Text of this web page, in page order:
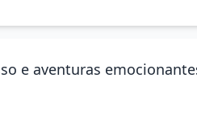
e aventuras